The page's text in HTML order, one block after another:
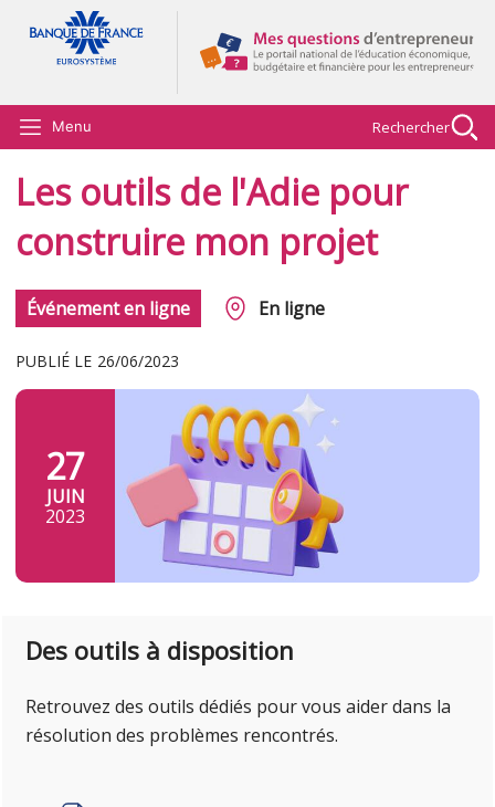
Aller au contenu principal
Menu Rechercher
Les outils de l'Adie pour
construire mon projet
Événement en ligne En ligne
PUBLIÉ LE 26/06/2023
27
JUIN
2023
Des outils à disposition
Retrouvez des outils dédiés pour vous aider dans la
résolution des problèmes rencontrés.